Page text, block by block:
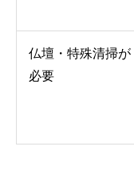
仏壇・特殊清掃が
必要